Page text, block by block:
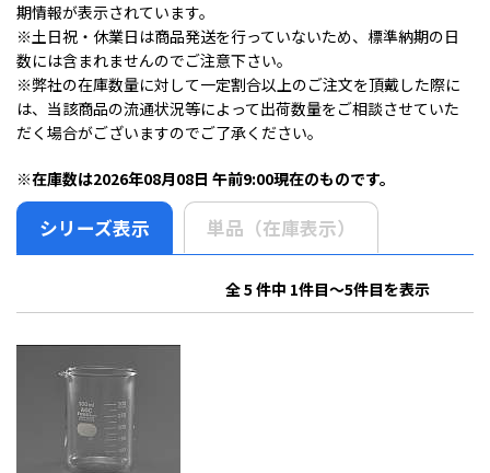
期情報が表示されています。
※土日祝・休業日は商品発送を行っていないため、標準納期の日
数には含まれませんのでご注意下さい。
※弊社の在庫数量に対して一定割合以上のご注文を頂戴した際に
は、当該商品の流通状況等によって出荷数量をご相談させていた
だく場合がございますのでご了承ください。
※在庫数は2026年08月08日 午前9:00現在のものです。
シリーズ表示 単品（在庫表示）
全 5 件中 1件目～5件目を表示